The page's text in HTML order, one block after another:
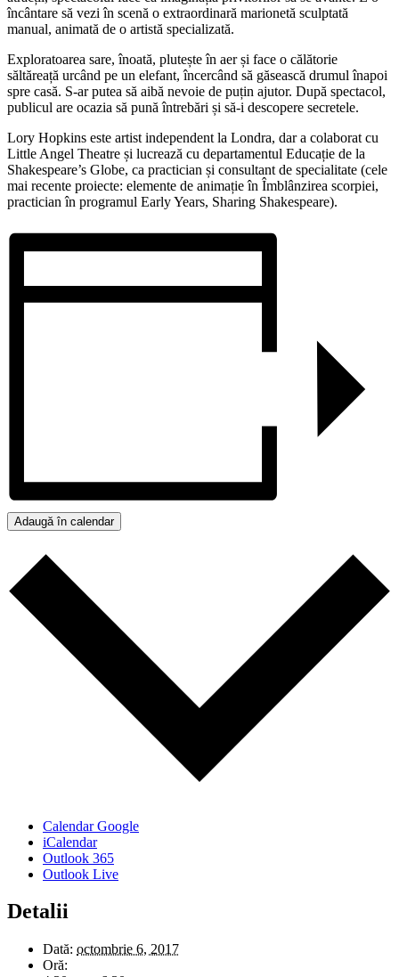
încântare să vezi în scenă o extraordinară marionetă sculptată
manual, animată de o artistă specializată.
Exploratoarea sare, înoată, plutește în aer și face o călătorie
săltăreață urcând pe un elefant, încercând să găsească drumul înapoi
spre casă. S-ar putea să aibă nevoie de puțin ajutor. După spectacol,
publicul are ocazia să pună întrebări și să-i descopere secretele.
Lory Hopkins este artist independent la Londra, dar a colaborat cu
Little Angel Theatre și lucrează cu departamentul Educație de la
Shakespeare’s Globe, ca practician și consultant de specialitate (cele
mai recente proiecte: elemente de animație în Îmblânzirea scorpiei,
practician în programul Early Years, Sharing Shakespeare).
Adaugă în calendar
Calendar Google
iCalendar
Outlook 365
Outlook Live
Detalii
Dată: octombrie 6, 2017
Oră: